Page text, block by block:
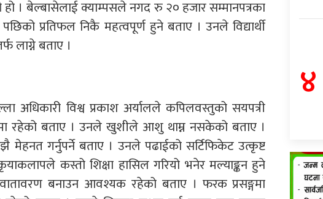
। बेल्बासेलाई क्याम्पसले नगद रु २० हजार सम्मानपत्रका
प्रतिफल निकै महत्वपूर्ण हुने बताए । उनले विद्यार्थी
लाग्ने बताए ।
अधिकारी विश्व प्रकाश अर्यालले कपिलवस्तुको सयपत्री
रहेको बताए । उनले खुशीले आशु थाम्न नसकेको बताए ।
मेहनत गर्नुपर्ने बताए । उनले पढाईको सर्टिफिकेट उत्कृष्ट
कस्तो शिक्षा हासिल गरियो भनेर मल्याङ्कन हुने
बनाउन आवश्यक रहेको बताए । फरक प्रसङ्गमा
४